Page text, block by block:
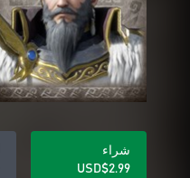
شراء
USD$2.99